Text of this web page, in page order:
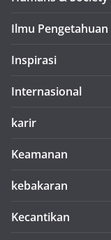
Ilmu Pengetahuan
Inspirasi
Internasional
karir
Keamanan
kebakaran
Kecantikan